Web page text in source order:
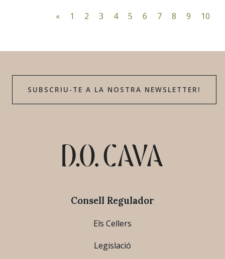
«
1 2 3 4 5 6 7 8 9 10
SUBSCRIU-TE A LA NOSTRA NEWSLETTER!
Consell Regulador
Els Cellers
Legislació